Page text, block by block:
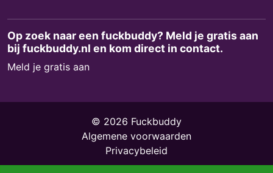
Op zoek naar een fuckbuddy? Meld je gratis aan
bij fuckbuddy.nl en kom direct in contact.
Meld je gratis aan
© 2026 Fuckbuddy
Algemene voorwaarden
Privacybeleid